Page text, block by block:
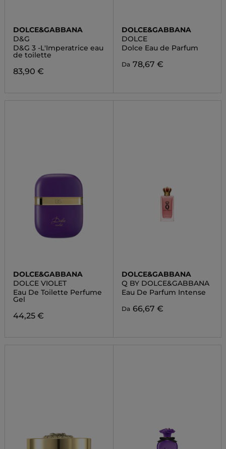
DOLCE&GABBANA
D&G
D&G 3 -L'Imperatrice eau
de toilette
83,90 €
DOLCE&GABBANA
DOLCE
Dolce Eau de Parfum
Da 78,67 €
DOLCE&GABBANA
DOLCE VIOLET
Eau De Toilette Perfume
Gel
44,25 €
DOLCE&GABBANA
Q BY DOLCE&GABBANA
Eau De Parfum Intense
Da 66,67 €